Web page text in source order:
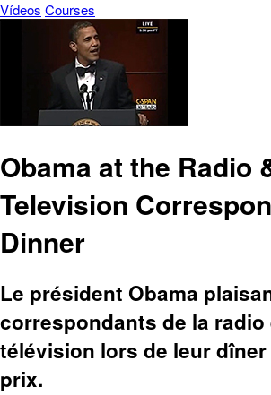
Vídeos Courses
Obama at the Radio
Television
Dinner
Le président Obama
correspondants de la radio
télévision lors de leur dîner
prix.